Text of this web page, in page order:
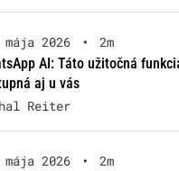
2026 •
2m
AI: Táto užitočná
aj u vás
Reiter
2026 •
2m